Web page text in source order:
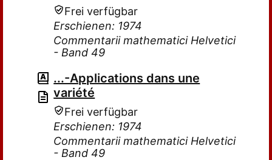
Frei verfügbar
Erschienen: 1974
Commentarii mathematici Helvetici
- Band 49
...-Applications dans une
variété
Frei verfügbar
Erschienen: 1974
Commentarii mathematici Helvetici
- Band 49